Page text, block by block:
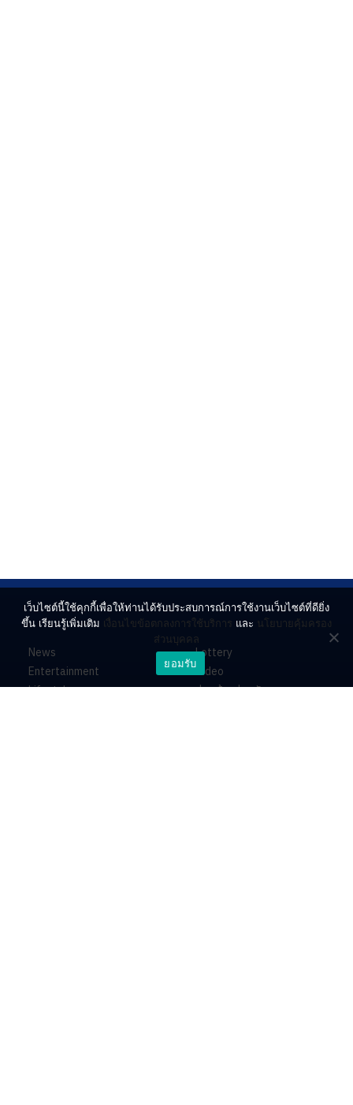
News
Entertainment
Lifestyle
Lottery
Video
ร่วมด้วยช่วยกัน
เว็บไซต์นี้ใช้คุกกี้เพื่อให้ท่านได้รับประสบการณ์การใช้งานเว็บไซต์ที่ดียิ่ง
ขึ้น เรียนรู้เพิ่มเติม เงื่อนไขข้อตกลงการใช้บริการ และ นโยบายคุ้มครอง
ส่วนบุคคล
ยอมรับ